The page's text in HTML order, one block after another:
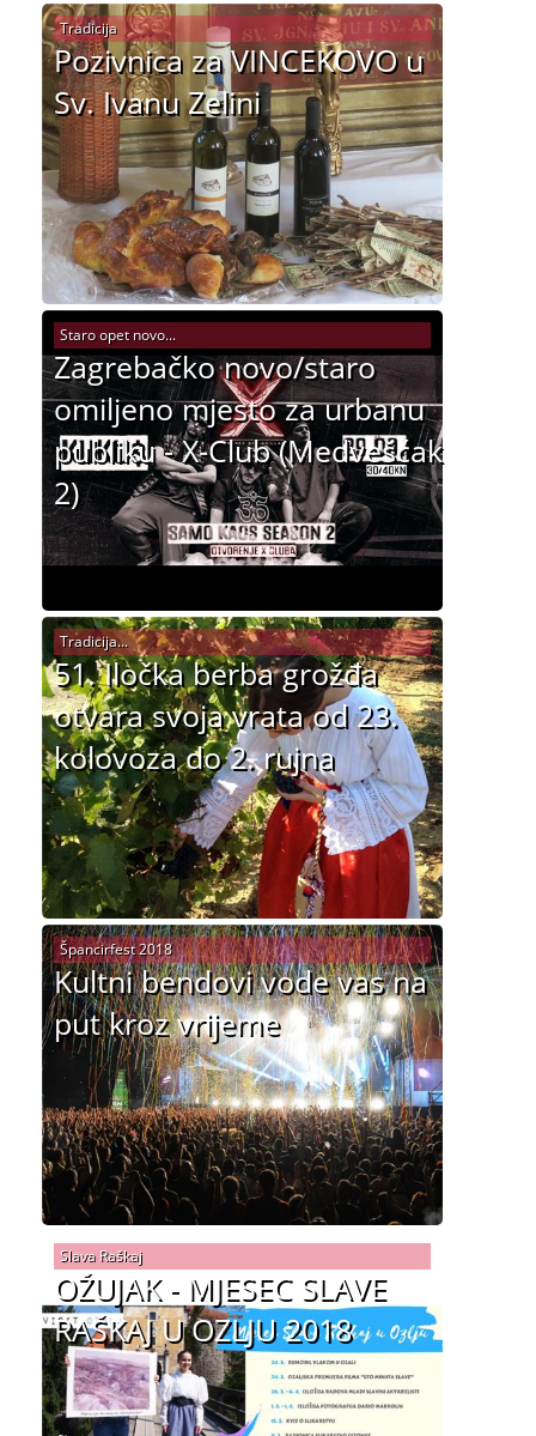
Pozivnica za VINCEKOVO u
Sv. Ivanu Zelini
Tradicija
Zagrebačko novo/staro
omiljeno mjesto za urbanu
publiku - X-Club (Medvešćak
2)
Staro opet novo...
51. Iločka berba grožđa
otvara svoja vrata od 23.
kolovoza do 2. rujna
Tradicija...
Kultni bendovi vode vas na
put kroz vrijeme
Špancirfest 2018
OŽUJAK - MJESEC SLAVE
RAŠKAJ U OZLJU 2018
Slava Raškaj